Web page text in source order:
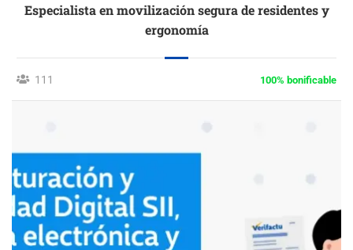
Especialista en movilización segura de residentes y
ergonomía
111 100% bonificable